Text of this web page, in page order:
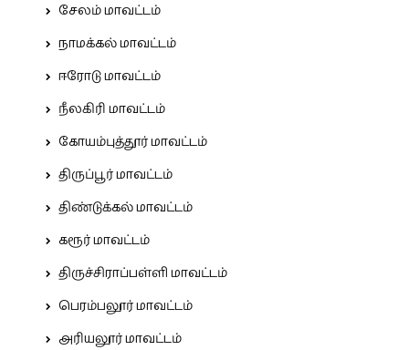
சேலம் மாவட்டம்
நாமக்கல் மாவட்டம்
ஈரோடு மாவட்டம்
நீலகிரி மாவட்டம்
கோயம்புத்தூர் மாவட்டம்
திருப்பூர் மாவட்டம்
திண்டுக்கல் மாவட்டம்
கரூர் மாவட்டம்
திருச்சிராப்பள்ளி மாவட்டம்
பெரம்பலூர் மாவட்டம்
அரியலூர் மாவட்டம்